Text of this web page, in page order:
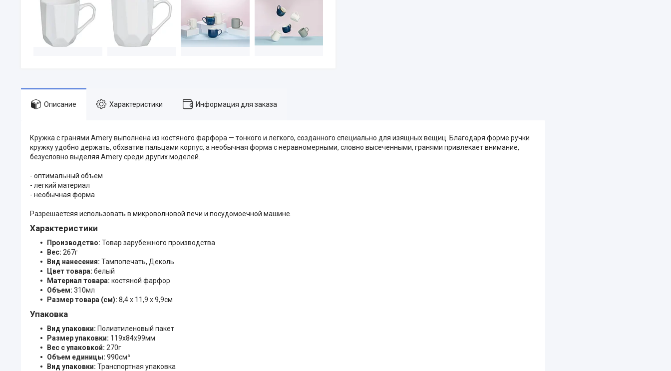
Описание Характеристики Информация для заказа
Кружка с гранями Amery выполнена из костяного фарфора — тонкого и легкого, созданного специально для изящных вещиц. Благодаря форме ручки
кружку удобно держать, обхватив пальцами корпус, а необычная форма с неравномерными, словно высеченными, гранями привлекает внимание,
безусловно выделяя Amery среди других моделей.
- оптимальный объем
- легкий материал
- необычная форма
Разрешаетсяя использовать в микроволновой печи и посудомоечной машине.
Характеристики
Производство: Товар зарубежного производства
Вес: 267г
Вид нанесения: Тампопечать, Деколь
Цвет товара: белый
Материал товара: костяной фарфор
Объем: 310мл
Размер товара (см): 8,4 х 11,9 х 9,9см
Упаковка
Вид упаковки: Полиэтиленовый пакет
Размер упаковки: 119x84x99мм
Вес с упаковкой: 270г
Объем единицы: 990см³
Вид упаковки: Транспортная упаковка